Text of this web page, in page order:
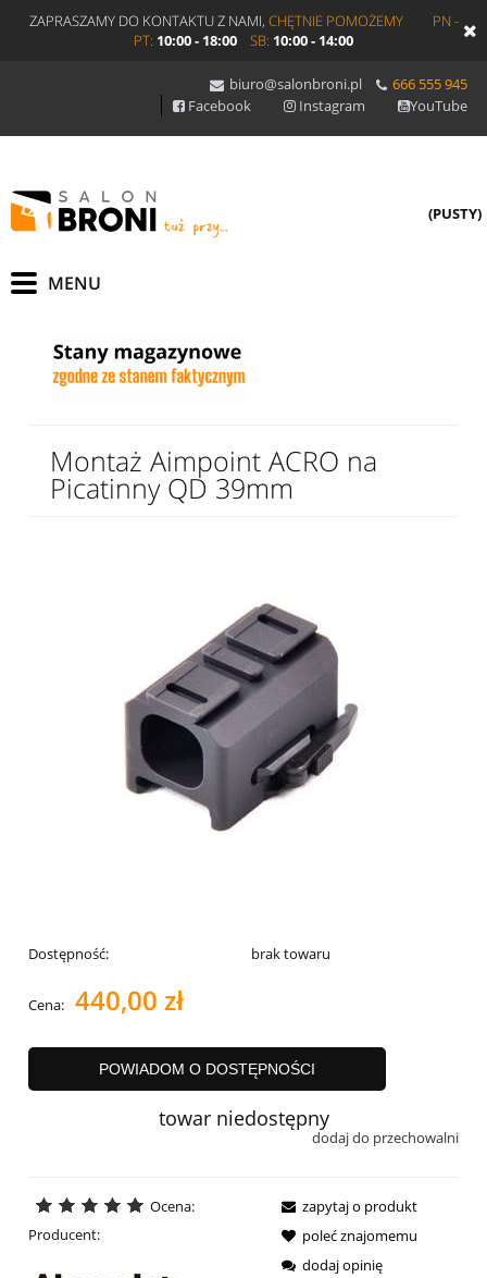
ZAPRASZAMY DO KONTAKTU Z NAMI, CHĘTNIE POMOŻEMY
PN -
PT: 10:00 - 18:00 SB: 10:00 - 14:00
biuro@salonbroni.pl
666 555 945
Facebook
Instagram YouTube
(PUSTY)
Montaż Aimpoint ACRO na
Picatinny QD 39mm
Dostępność: brak towaru
Cena: 440,00 zł
POWIADOM O DOSTĘPNOŚCI
towar niedostępny
dodaj do przechowalni
Ocena:
Producent:
zapytaj o produkt
poleć znajomemu
dodaj opinię